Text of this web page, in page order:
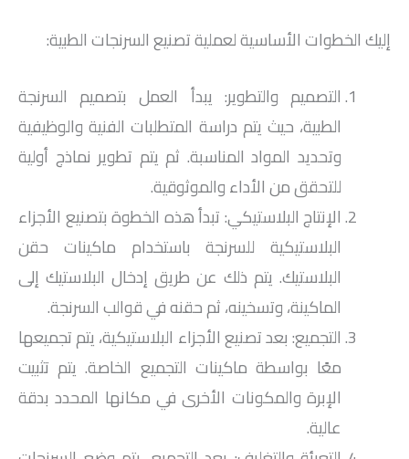
إليك الخطوات الأساسية لعملية تصنيع السرنجات الطبية:
التصميم والتطوير: يبدأ العمل بتصميم السرنجة
الطبية، حيث يتم دراسة المتطلبات الفنية والوظيفية
وتحديد المواد المناسبة. ثم يتم تطوير نماذج أولية
للتحقق من الأداء والموثوقية.
الإنتاج البلاستيكي: تبدأ هذه الخطوة بتصنيع الأجزاء
البلاستيكية للسرنجة باستخدام ماكينات حقن
البلاستيك. يتم ذلك عن طريق إدخال البلاستيك إلى
الماكينة، وتسخينه، ثم حقنه في قوالب السرنجة.
التجميع: بعد تصنيع الأجزاء البلاستيكية، يتم تجميعها
معًا بواسطة ماكينات التجميع الخاصة. يتم تثبيت
الإبرة والمكونات الأخرى في مكانها المحدد بدقة
عالية.